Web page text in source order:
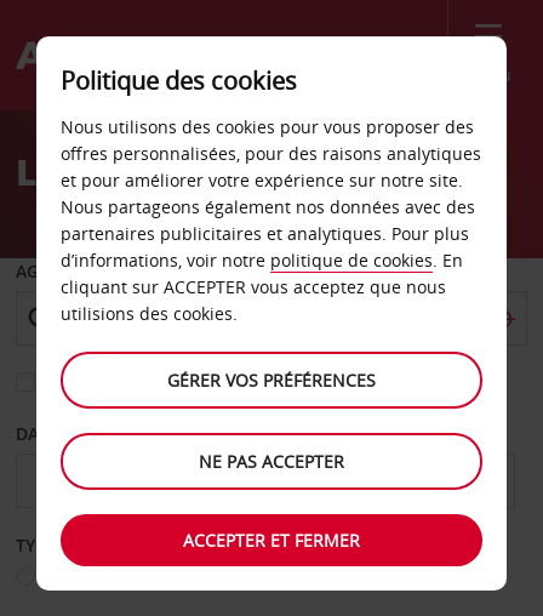
Menu
Welcome
AvisLocation de voiture Aspen
AGENCE DE DÉPART
Sélectionnez une autre agence de retour
DATE DE DÉPART DATE DE RETOUR
TYPE DE LOCATION
Politique des cookies
Nous utilisons des cookies pour vous proposer des
offres personnalisées, pour des raisons analytiques
et pour améliorer votre expérience sur notre site.
Nous partageons également nos données avec des
partenaires publicitaires et analytiques. Pour plus
d’informations, voir notre politique de cookies. En
cliquant sur ACCEPTER vous acceptez que nous
utilisions des cookies.
GÉRER VOS PRÉFÉRENCES
NE PAS ACCEPTER
ACCEPTER ET FERMER